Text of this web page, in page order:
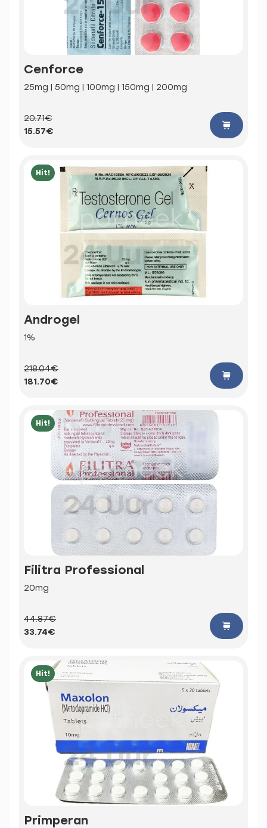
Cenforce
25mg | 50mg | 100mg | 150mg | 200mg
20.71€
15.57€
Hit!
Androgel
1%
218.04€
181.70€
Hit!
Filitra Professional
20mg
44.87€
33.74€
Hit!
Primperan